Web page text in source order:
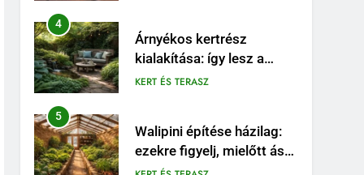
4
Árnyékos kertrész
kialakítása: így lesz a
problémás sarokból
KERT ÉS TERASZ
5
Walipini építése házilag:
ezekre figyelj, mielőtt ásni
kezdesz